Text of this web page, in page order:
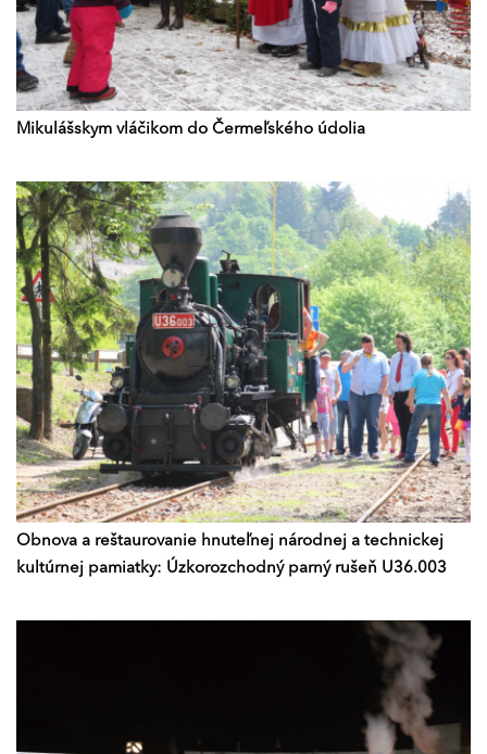
Mikulášskym vláčikom do Čermeľského údolia
Obnova a reštaurovanie hnuteľnej národnej a technickej
kultúrnej pamiatky: Úzkorozchodný parný rušeň U36.003